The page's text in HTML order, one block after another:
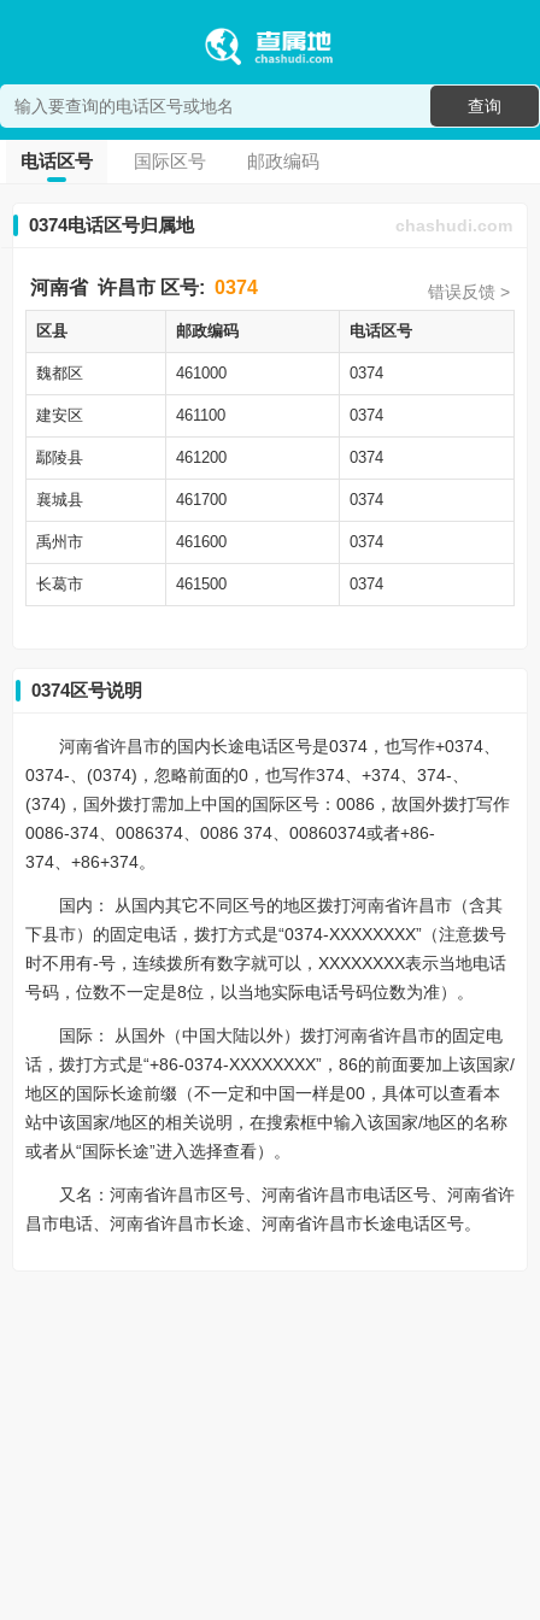
查询
电话区号 国际区号 邮政编码
0374电话区号归属地 chashudi.com
河南省 许昌市 区号: 0374 错误反馈 >
区县 邮政编码 电话区号
魏都区 461000 0374
建安区 461100 0374
鄢陵县 461200 0374
襄城县 461700 0374
禹州市 461600 0374
长葛市 461500 0374
0374区号说明
河南省许昌市的国内长途电话区号是0374，也写作+0374、
0374-、(0374)，忽略前面的0，也写作374、+374、374-、
(374)，国外拨打需加上中国的国际区号：0086，故国外拨打写作
0086-374、0086374、0086 374、00860374或者+86-
374、+86+374。
国内： 从国内其它不同区号的地区拨打河南省许昌市（含其
下县市）的固定电话，拨打方式是“0374-XXXXXXXX”（注意拨号
时不用有-号，连续拨所有数字就可以，XXXXXXXX表示当地电话
号码，位数不一定是8位，以当地实际电话号码位数为准）。
国际： 从国外（中国大陆以外）拨打河南省许昌市的固定电
话，拨打方式是“+86-0374-XXXXXXXX”，86的前面要加上该国家/
地区的国际长途前缀（不一定和中国一样是00，具体可以查看本
站中该国家/地区的相关说明，在搜索框中输入该国家/地区的名称
或者从“国际长途”进入选择查看）。
又名：河南省许昌市区号、河南省许昌市电话区号、河南省许
昌市电话、河南省许昌市长途、河南省许昌市长途电话区号。